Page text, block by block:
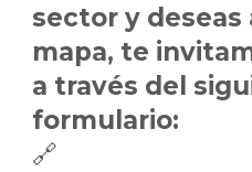
sector y deseas
mapa, te
a través del
formulario:
🔗